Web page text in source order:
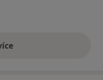
uvedené názory